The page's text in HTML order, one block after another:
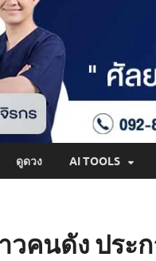
ดูดวง AI TOOLS
คนดัง ประ